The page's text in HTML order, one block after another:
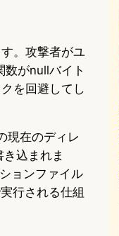
。攻撃者がユ
がnullバイト
を回避してし
現在のディレ
込まれま
ョンファイル
行される仕組